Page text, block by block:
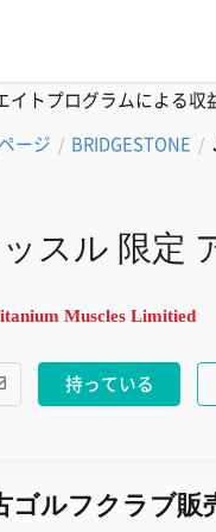
イトプログラムによる収
ージ / BRIDGESTONE /
スル 限定
Muscles Limitied
持っている
ゴルフクラブ販